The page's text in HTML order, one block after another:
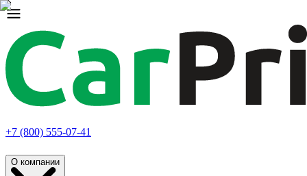
+7 (800) 555-07-41
О компании